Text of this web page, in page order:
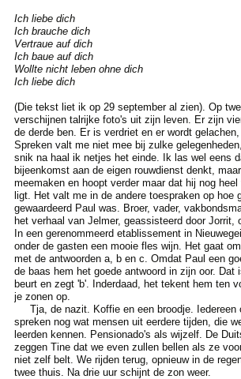
Ich liebe dich
Ich brauche dich
Vertraue auf dich
Ich baue auf dich
Wollte nicht leben ohne dich
Ich liebe dich
(Die tekst liet ik op 29 september al zien). Op
verschijnen talrijke foto's uit zijn leven. Er zijn
de derde ben. Er is verdriet en er wordt
Spreken valt me niet mee bij zulke
snik na haal ik netjes het einde. Ik las wel eens
bijeenkomst aan de eigen rouwdienst denkt,
meemaken en hoopt verder maar dat hij nog
ligt. Het valt me in de andere toespraken op hoe
gewaardeerd Paul was. Broer, vader,
het verhaal van Jelmer, geassisteerd door Jorrit,
In een gerenommeerd etablissement in
onder de gasten een mooie fles wijn. Het gaat
met de antwoorden a, b en c. Omdat Paul een
de baas hem het goede antwoord in zijn oor. Dat
beurt en zegt 'b'. Inderdaad, het tekent hem ten
je zonen op.
Tja, de nazit. Koffie en een broodje. Iedereen
spreken nog wat mensen uit eerdere tijden, die
leerden kennen. Pensionado's als wijzelf. De
zeggen Tine dat we even zullen bellen als ze
niet zelf belt. We rijden terug, opnieuw in de
twee thuis. Na drie uur schijnt de zon weer.